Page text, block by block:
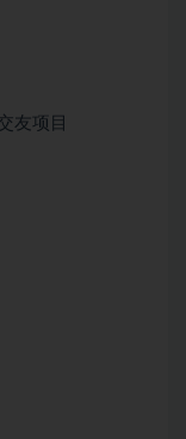
友项目